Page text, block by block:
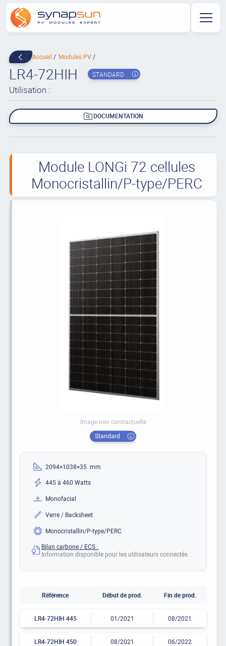
Accueil Modules PV
LR4-72HIH STANDARD
Utilisation :
DOCUMENTATION
Module LONGi 72 cellules
Monocristallin/P-type/PERC
Image non contractuelle
Standard
2094×1038×35 mm
445 à 460 Watts
Monofacial
Verre / Backsheet
Monocristallin/P-type/PERC
Bilan carbone / ECS :
Information disponible pour les utilisateurs connectés
Référence Début de prod. Fin de prod.
LR4-72HIH 445 01/2021 08/2021
LR4-72HIH 450 08/2021 06/2022